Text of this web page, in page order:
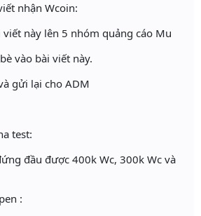
nhận Wcoin:
viết này lên 5 nhóm quảng cáo Mu
vào bài viết này.
gửi lại cho ADM
test:
đầu được 400k Wc, 300k Wc và
: